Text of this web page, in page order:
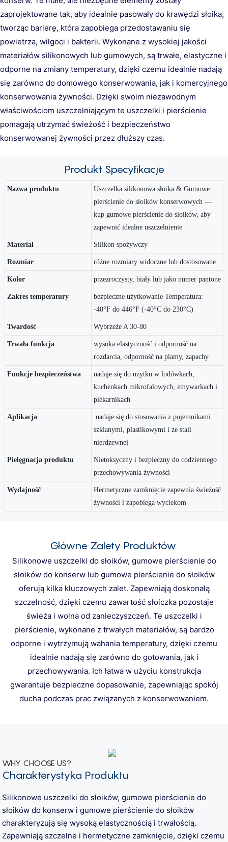
zaprojektowane tak, aby idealnie pasowały do ​​krawędzi słoika,
tworząc barierę, która zapobiega przedostawaniu się
powietrza, wilgoci i bakterii. Wykonane z wysokiej jakości
materiałów silikonowych lub gumowych, są trwałe, elastyczne i
odporne na zmiany temperatury, dzięki czemu idealnie nadają
się zarówno do domowego konserwowania, jak i komercyjnego
konserwowania żywności. Dzięki swoim niezawodnym
właściwościom uszczelniającym te uszczelki i pierścienie
pomagają utrzymać świeżość i bezpieczeństwo
konserwowanej żywności przez dłuższy czas.
Produkt Specyfikacje
Nazwa produktu
Uszczelka silikonowa słoika & Gumowe
pierścienie do słoików konserwowych —
kup gumowe pierścienie do słoików, aby
zapewnić idealne uszczelnienie
Materiał Silikon spożywczy
Rozmiar różne rozmiary widoczne lub dostosowane
Kolor przezroczysty, biały lub jako numer pantone
Zakres temperatury
bezpieczne użytkowanie Temperatura:
-40°F do 446°F (-40°C do 230°C)
Twardość Wybrzeże A 30-80
Trwała funkcja
wysoka elastyczność i odporność na
rozdarcia, odporność na plamy, zapachy
Funkcje bezpieczeństwa
nadaje się do użytku w lodówkach,
kuchenkach mikrofalowych, zmywarkach i
piekarnikach
Aplikacja
nadaje się do stosowania z pojemnikami
szklanymi, plastikowymi i ze stali
nierdzewnej
Pielęgnacja produktu
Nietoksyczny i bezpieczny do codziennego
przechowywania żywności
Wydajność
Hermetyczne zamknięcie zapewnia świeżość
żywności i zapobiega wyciekom
Główne Zalety Produktów
Silikonowe uszczelki do słoików, gumowe pierścienie do
słoików do konserw lub gumowe pierścienie do słoików
oferują kilka kluczowych zalet. Zapewniają doskonałą
szczelność, dzięki czemu zawartość słoiczka pozostaje
świeża i wolna od zanieczyszczeń. Te uszczelki i
pierścienie, wykonane z trwałych materiałów, są bardzo
odporne i wytrzymują wahania temperatury, dzięki czemu
idealnie nadają się zarówno do gotowania, jak i
przechowywania. Ich łatwa w użyciu konstrukcja
gwarantuje bezpieczne dopasowanie, zapewniając spokój
ducha podczas prac związanych z konserwowaniem.
WHY CHOOSE US?
Charakterystyka Produktu
Silikonowe uszczelki do słoików, gumowe pierścienie do
słoików do konserw i gumowe pierścienie do słoików
charakteryzują się wysoką elastycznością i trwałością.
Zapewniają szczelne i hermetyczne zamknięcie, dzięki czemu